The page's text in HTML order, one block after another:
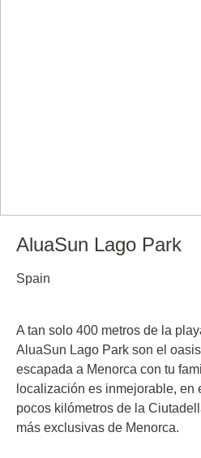
AluaSun Lago Park
Spain
A tan solo 400 metros de la
AluaSun Lago Park son el
escapada a Menorca con tu
localización es inmejorable, en
pocos kilómetros de la
más exclusivas de Menorca.